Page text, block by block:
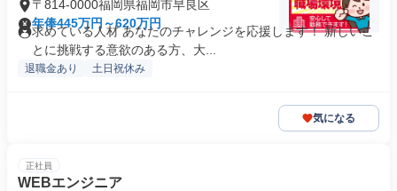
〒814-0000福岡県福岡市早良区
年俸445万円～620万円
求めている人材 あなたのチャレンジを応援します！ 新しいこ
とに挑戦する意欲のある方、大...
退職金あり 土日祝休み
気になる
正社員
WEBエンジニア